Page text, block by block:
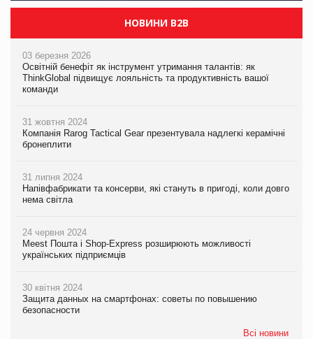
НОВИНИ B2B
03 березня 2026
Освітній бенефіт як інструмент утримання талантів: як
ThinkGlobal підвищує лояльність та продуктивність вашої
команди
31 жовтня 2024
Компанія Rarog Tactical Gear презентувала надлегкі керамічні
бронеплити
31 липня 2024
Напівфабрикати та консерви, які стануть в пригоді, коли довго
нема світла
24 червня 2024
Meest Пошта і Shop-Express розширюють можливості
українських підприємців
30 квітня 2024
Защита данных на смартфонах: советы по повышению
безопасности
Всі новини